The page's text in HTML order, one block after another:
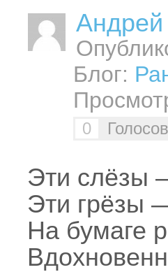
Андрей
Блог:
0
Эти слёзы
Эти грёзы
На бумаге